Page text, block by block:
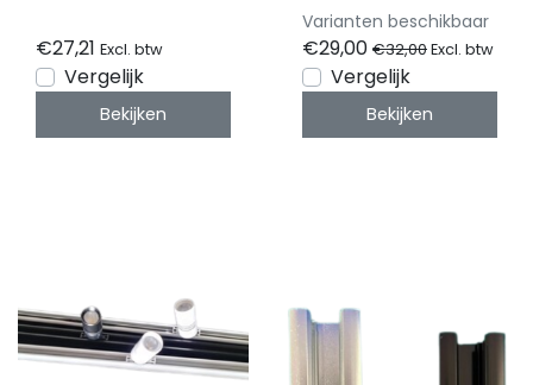
€27,21 Excl. btw
Vergelijk
Bekijken
Varianten beschikbaar
€29,00 €32,00Excl. btw
Vergelijk
Bekijken